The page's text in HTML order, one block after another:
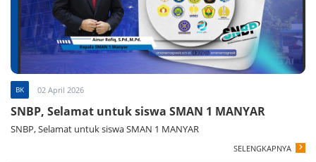
BK 02 April 2026
SNBP, Selamat untuk siswa SMAN 1 MANYAR
SNBP, Selamat untuk siswa SMAN 1 MANYAR
SELENGKAPNYA